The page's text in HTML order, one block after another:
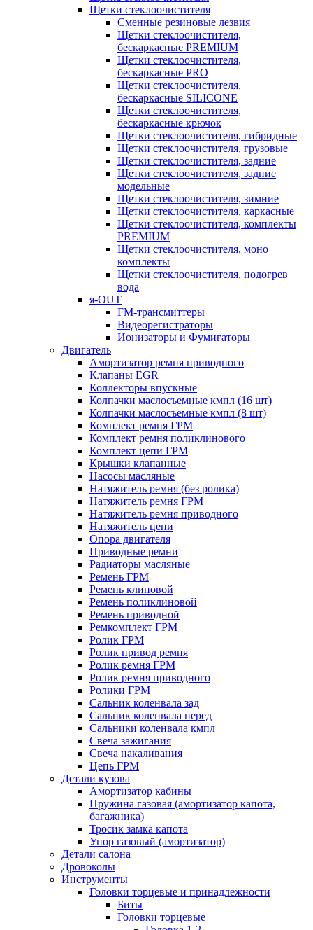
Щетки стеклоочистителя
Сменные резиновые лезвия
Щетки стеклоочистителя,
бескаркасные PREMIUM
Щетки стеклоочистителя,
бескаркасные PRO
Щетки стеклоочистителя,
бескаркасные SILICONE
Щетки стеклоочистителя,
бескаркасные крючок
Щетки стеклоочистителя, гибридные
Щетки стеклоочистителя, грузовые
Щетки стеклоочистителя, задние
Щетки стеклоочистителя, задние
модельные
Щетки стеклоочистителя, зимние
Щетки стеклоочистителя, каркасные
Щетки стеклоочистителя, комплекты
PREMIUM
Щетки стеклоочистителя, моно
комплекты
Щетки стеклоочистителя, подогрев
вода
я-OUT
FM-трансмиттеры
Видеорегистраторы
Ионизаторы и Фумигаторы
Двигатель
Амортизатор ремня приводного
Клапаны EGR
Коллекторы впускные
Колпачки маслосъемные кмпл (16 шт)
Колпачки маслосъемные кмпл (8 шт)
Комплект ремня ГРМ
Комплект ремня поликлинового
Комплект цепи ГРМ
Крышки клапанные
Насосы масляные
Натяжитель ремня (без ролика)
Натяжитель ремня ГРМ
Натяжитель ремня приводного
Натяжитель цепи
Опора двигателя
Приводные ремни
Радиаторы масляные
Ремень ГРМ
Ремень клиновой
Ремень поликлиновой
Ремень приводной
Ремкомплект ГРМ
Ролик ГРМ
Ролик привод ремня
Ролик ремня ГРМ
Ролик ремня приводного
Ролики ГРМ
Сальник коленвала зад
Сальник коленвала перед
Сальники коленвала кмпл
Свеча зажигания
Свеча накаливания
Цепь ГРМ
Детали кузова
Амортизатор кабины
Пружина газовая (амортизатор капота,
багажника)
Тросик замка капота
Упор газовый (амортизатор)
Детали салона
Дровоколы
Инструменты
Головки торцевые и принадлежности
Биты
Головки торцевые